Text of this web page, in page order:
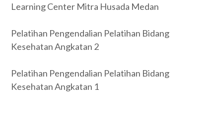
Learning Center Mitra Husada Medan
Pelatihan Pengendalian Pelatihan Bidang
Kesehatan Angkatan 2
Pelatihan Pengendalian Pelatihan Bidang
Kesehatan Angkatan 1